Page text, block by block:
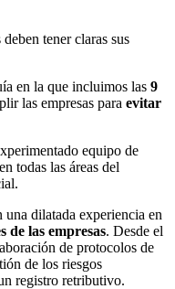
tener claras sus
en la que incluimos las 9
las empresas para evitar
equipo de
todas las áreas del
dilatada experiencia en
de las empresas. Desde el
de protocolos de
de los riesgos
registro retributivo.